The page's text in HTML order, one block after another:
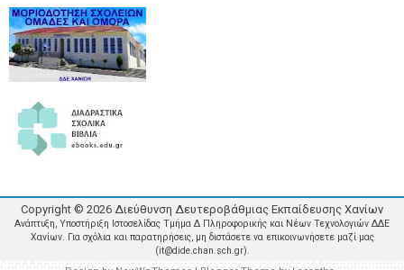
Copyright © 2026 Διεύθυνση Δευτεροβάθμιας Εκπαίδευσης Χανίων
Ανάπτυξη, Υποστήριξη Ιστοσελίδας Τμήμα Δ Πληροφορικής και Νέων Τεχνολογιών ΔΔΕ
Χανίων. Για σχόλια και παρατηρήσεις, μη διστάσετε να επικοινωνήσετε μαζί μας
(it@dide.chan.sch.gr).